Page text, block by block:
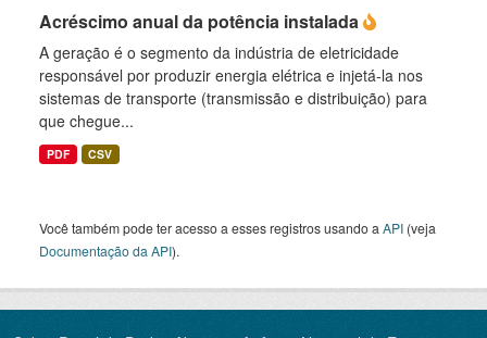
Acréscimo anual da potência instalada
A geração é o segmento da indústria de eletricidade
responsável por produzir energia elétrica e injetá-la nos
sistemas de transporte (transmissão e distribuição) para
que chegue...
PDF CSV
Você também pode ter acesso a esses registros usando a API (veja
Documentação da API).